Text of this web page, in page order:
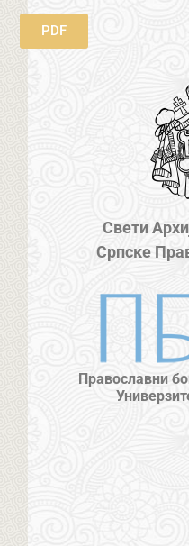
PDF
Свети
Српске
Православни